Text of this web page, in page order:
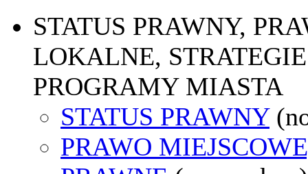
STATUS PRAWNY,
LOKALNE,
PROGRAMY MIASTA
STATUS PRAWNY
PRAWO